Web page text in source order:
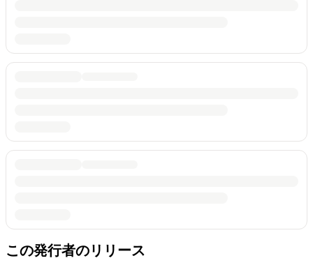
この発行者のリリース